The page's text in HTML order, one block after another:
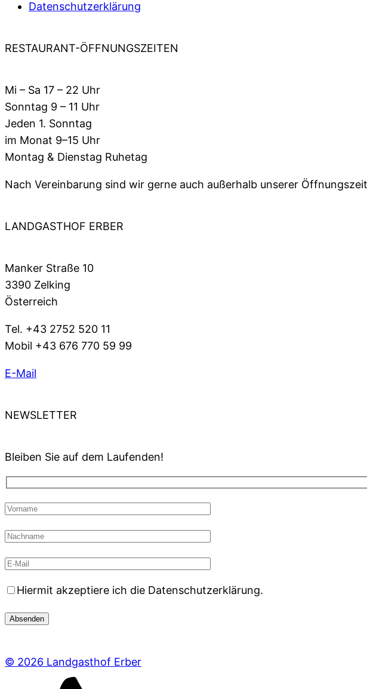
Datenschutzerklärung
RESTAURANT-ÖFFNUNGSZEITEN
Mi – Sa 17 – 22 Uhr
Sonntag 9 – 11 Uhr
Jeden 1. Sonntag
im Monat 9–15 Uhr
Montag & Dienstag Ruhetag
Nach Vereinbarung sind wir gerne auch außerhalb unserer
LANDGASTHOF ERBER
Manker Straße 10
3390 Zelking
Österreich
Tel. +43 2752 520 11
Mobil +43 676 770 59 99
E-Mail
NEWSLETTER
Bleiben Sie auf dem Laufenden!
Hiermit akzeptiere ich die Datenschutzerklärung.
© 2026 Landgasthof Erber